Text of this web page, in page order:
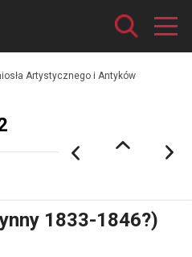
Artystycznego i Antyków
1833-1846?)